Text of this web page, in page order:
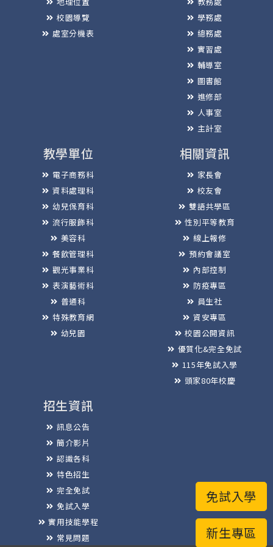
新生專區
免試入學
校園導覽
處室分機表
學務處
總務處
實習處
輔導室
圖書館
進修部
人事室
主計室
教學單位
電子商務科
資料處理科
幼兒保育科
流行服飾科
美容科
餐飲管理科
觀光事業科
表演藝術科
普通科
特殊教育網
幼兒園
相關資訊
家長會
校友會
雙語共學區
性別平等教育
線上報修
預約會議室
內部控制
防疫專區
員生社
資安專區
校園公開資訊
優質化&完全免試
115年免試入學
頭家80年校慶
招生資訊
訊息公告
簡介影片
認識各科
特色招生
完全免試
免試入學
實用技能學程
常見問題